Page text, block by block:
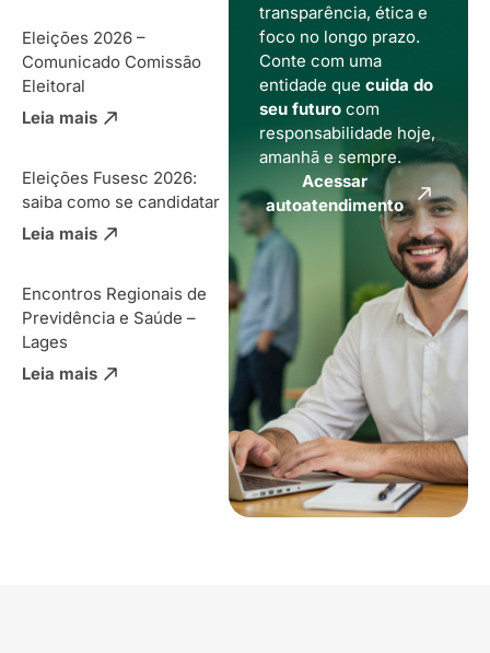
Eleições 2026 –
Comunicado Comissão
Eleitoral
Leia mais
Eleições Fusesc 2026:
saiba como se candidatar
Leia mais
Encontros Regionais de
Previdência e Saúde –
Lages
Leia mais
transparência, ética e
foco no longo prazo.
Conte com uma
entidade que cuida do
seu futurocom
responsabilidade hoje,
amanhã e sempre.
Acessar
autoatendimento